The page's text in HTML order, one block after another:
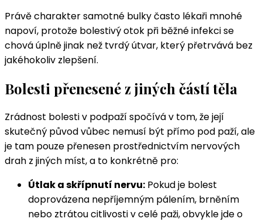
Právě charakter samotné bulky často lékaři mnohé
napoví, protože bolestivý otok při běžné infekci se
chová úplně jinak než tvrdý útvar, který přetrvává bez
jakéhokoliv zlepšení.
Bolesti přenesené z jiných částí těla
Zrádnost bolesti v podpaží spočívá v tom, že její
skutečný původ vůbec nemusí být přímo pod paží, ale
je tam pouze přenesen prostřednictvím nervových
drah z jiných míst, a to konkrétně pro:
Útlak a skřípnutí nervu: Pokud je bolest
doprovázena nepříjemným pálením, brněním
nebo ztrátou citlivosti v celé paži, obvykle jde o